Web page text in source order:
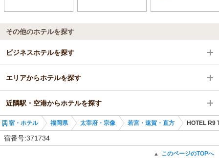
その他のホテルを探す
ビジネスホテルを探す
福岡県
太宰府・宗像
若宮・遠賀・直方
エリアからホテルを探す
福岡県
太宰府・宗像
近隣駅・空港からホテルを探す
東中間駅
宿・ホテル 福岡県 太宰府・宗像 若宮・遠賀・直方 HOTEL R9
宿番号:371734
▲ このページのTOPへ